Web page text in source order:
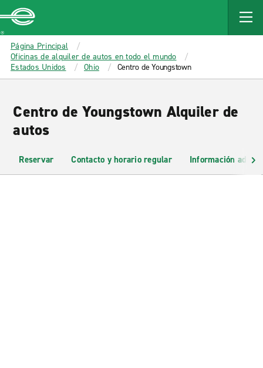
MAIN
CONTENT
Enterprise
Página Principal
Oficinas de alquiler de autos en todo el mundo
Estados Unidos
Ohio Centro de Youngstown
Centro de Youngstown Alquiler de
autos
Reservar Contacto y horario regular Información